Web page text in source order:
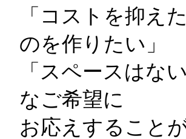
「コストを抑え
のを作りたい」
「スペースはな
なご希望に
お応えすること